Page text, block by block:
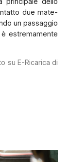
due mate-
un passaggio
estremamente
su E-Ricarica di